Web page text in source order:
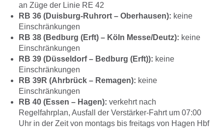
an Züge der Linie RE 42
RB 36 (Duisburg-Ruhrort – Oberhausen): keine
Einschränkungen
RB 38 (Bedburg (Erft) – Köln Messe/Deutz): keine
Einschränkungen
RB 39 (Düsseldorf – Bedburg (Erft)): keine
Einschränkungen
RB 39R (Ahrbrück – Remagen): keine
Einschränkungen
RB 40 (Essen – Hagen): verkehrt nach
Regelfahrplan, Ausfall der Verstärker-Fahrt um 07:00
Uhr in der Zeit von montags bis freitags von Hagen Hbf